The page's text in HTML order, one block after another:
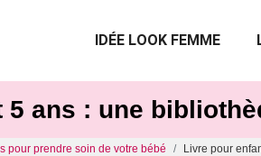
IDÉE LOOK FEMME
ans : une
pour prendre soin de votre bébé Livre pour